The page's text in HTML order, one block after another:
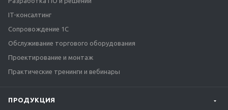
IT-консалтинг
Сопровождение 1С
Обслуживание торгового оборудования
Проектирование и монтаж
Практические тренинги и вебинары
ПРОДУКЦИЯ